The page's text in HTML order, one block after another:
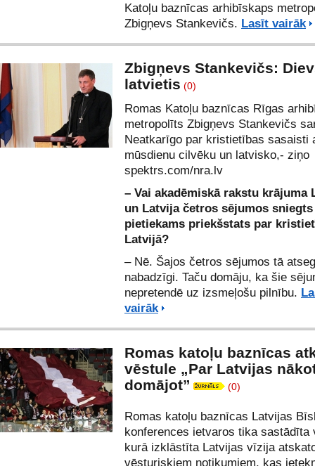
Katoļu baznīcas arhibīskaps
Zbigņevs Stankevičs. Lasīt vairāk
Zbigņevs Stankevičs:
latvietis (0)
Romas Katoļu baznīcas Rīgas
metropolīts Zbigņevs Stankevičs
Neatkarīgo par kristietības sasaisti
mūsdienu cilvēku un latvisko,- ziņo
spektrs.com/nra.lv
– Vai akadēmiskā rakstu krājuma
un Latvija četros sējumos sniegts
pietiekams priekšstats par
Latvijā?
– Nē. Šajos četros sējumos tā
nabadzīgi. Taču domāju, ka šie
nepretendē uz izsmeļošu pilnību.
vairāk
Romas katoļu baznīcas
vēstule „Par Latvijas
domājot”
(0)
Romas katoļu baznīcas Latvijas
konferences ietvaros tika sastādīta
kurā izklāstīta Latvijas vīzija
vēsturiskiem notikumiem, kas